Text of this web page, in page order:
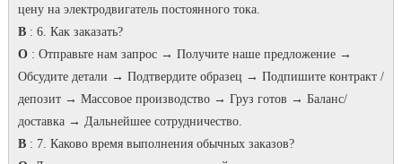
цену на электродвигатель постоянного тока.
В: 6. Как заказать?
O: Отправьте нам запрос → Получите наше предложение →
Обсудите детали → Подтвердите образец → Подпишите контракт /
депозит → Массовое производство → Груз готов → Баланс/
доставка → Дальнейшее сотрудничество.
В: 7. Каково время выполнения обычных заказов?